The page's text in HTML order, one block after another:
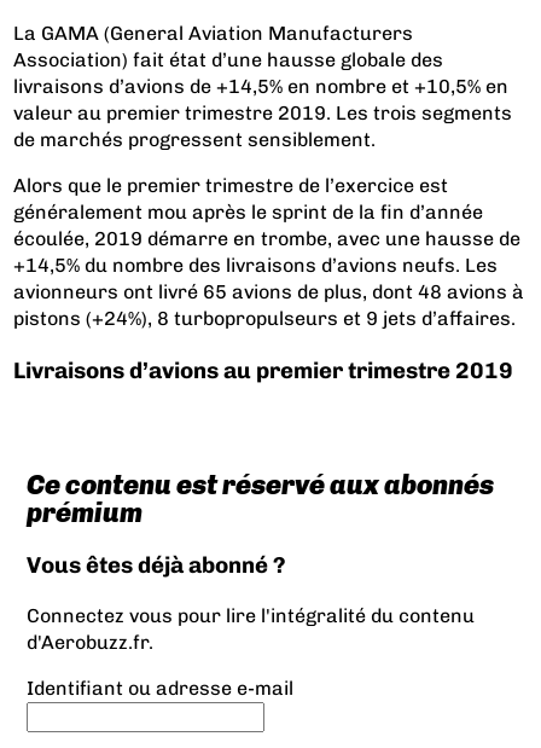
La GAMA (General Aviation Manufacturers
Association) fait état d’une hausse globale des
livraisons d’avions de +14,5% en nombre et +10,5% en
valeur au premier trimestre 2019. Les trois segments
de marchés progressent sensiblement.
Alors que le premier trimestre de l’exercice est
généralement mou après le sprint de la fin d’année
écoulée, 2019 démarre en trombe, avec une hausse de
+14,5% du nombre des livraisons d’avions neufs. Les
avionneurs ont livré 65 avions de plus, dont 48 avions à
pistons (+24%), 8 turbopropulseurs et 9 jets d’affaires.
Livraisons d’avions au premier trimestre 2019
Ce contenu est réservé aux abonnés
prémium
Vous êtes déjà abonné ?
Connectez vous pour lire l'intégralité du contenu
d'Aerobuzz.fr.
Identifiant ou adresse e-mail